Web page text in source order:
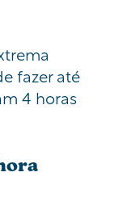
fazer até
m 4 horas